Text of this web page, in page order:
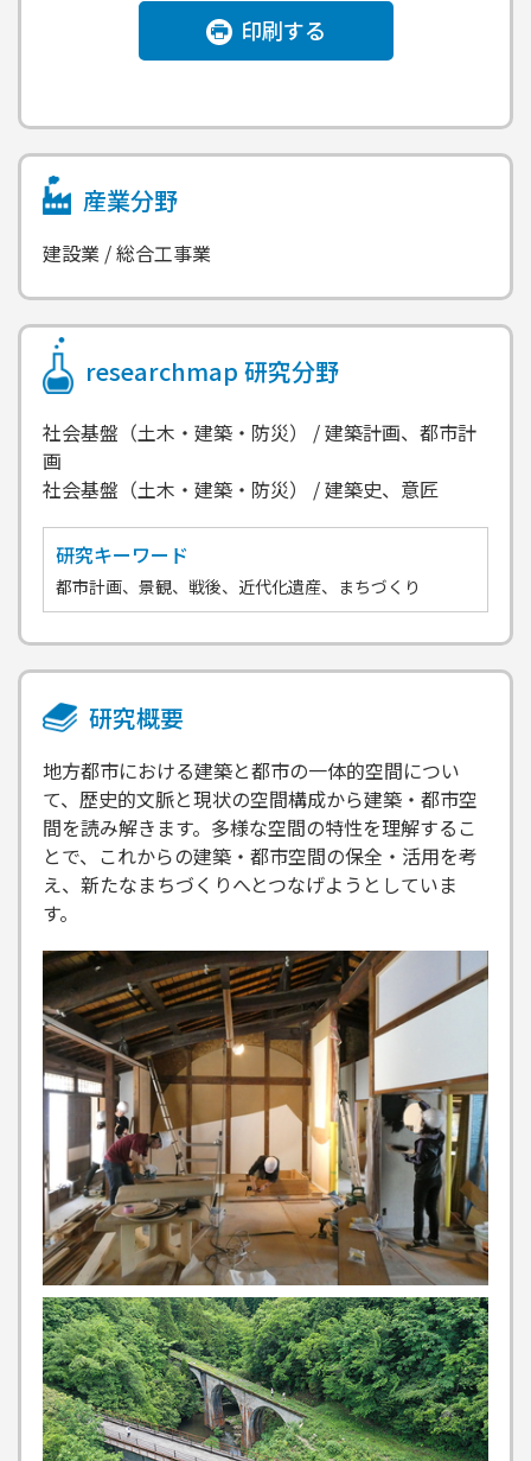
印刷する
産業分野
建設業 / 総合工事業
researchmap 研究分野
社会基盤（土木・建築・防災） / 建築計画、都市計
画
社会基盤（土木・建築・防災） / 建築史、意匠
研究キーワード
都市計画、景観、戦後、近代化遺産、まちづくり
研究概要
地方都市における建築と都市の一体的空間につい
て、歴史的文脈と現状の空間構成から建築・都市空
間を読み解きます。多様な空間の特性を理解するこ
とで、これからの建築・都市空間の保全・活用を考
え、新たなまちづくりへとつなげようとしていま
す。